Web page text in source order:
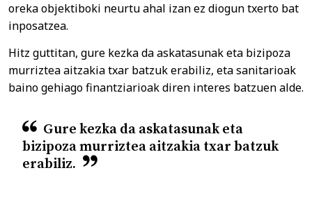
oreka objektiboki neurtu ahal izan ez diogun txerto bat
inposatzea.
Hitz guttitan, gure kezka da askatasunak eta bizipoza
murriztea aitzakia txar batzuk erabiliz, eta sanitarioak
baino gehiago finantziarioak diren interes batzuen alde.
Gure kezka da askatasunak eta
bizipoza murriztea aitzakia txar batzuk
erabiliz.